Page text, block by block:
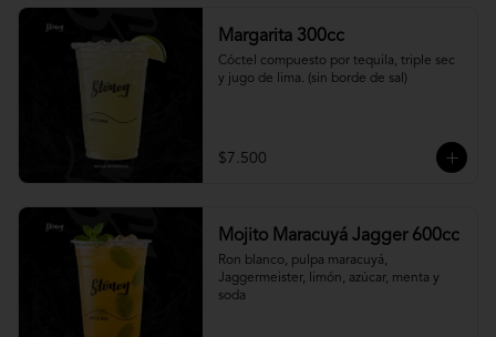
Margarita 300cc
Cóctel compuesto por tequila, triple sec
y jugo de lima. (sin borde de sal)
$7.500
Mojito Maracuyá Jagger 600cc
Ron blanco, pulpa maracuyá,
Jaggermeister, limón, azúcar, menta y
soda